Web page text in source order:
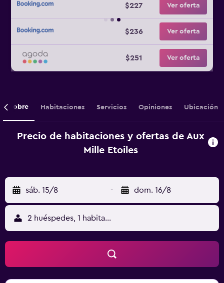
$227 Ver oferta
$236 Ver oferta
$251 Ver oferta
Sobre Habitaciones Servicios Opiniones Ubicación
Precio de habitaciones y ofertas de Aux
Mille Etoiles
sáb. 15/8 - dom. 16/8
2 huéspedes, 1 habitación